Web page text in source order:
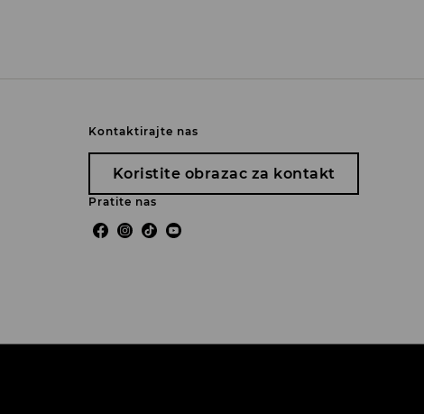
Kontaktirajte nas
Koristite obrazac za kontakt
Pratite nas